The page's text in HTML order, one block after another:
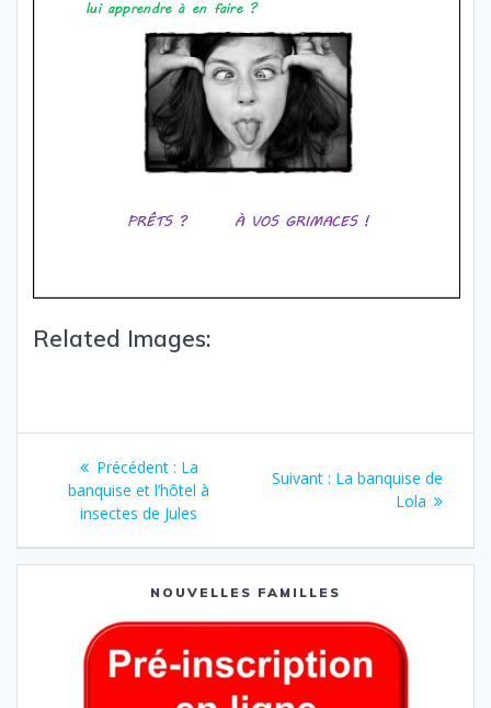
Related Images:
Précédent : La
banquise et l’hôtel à
insectes de Jules
Suivant : La banquise de
Lola
NOUVELLES FAMILLES